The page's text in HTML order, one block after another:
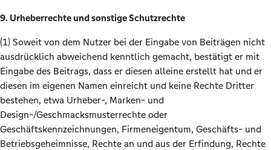
9. Urheberrechte und sonstige Schutzrechte
(1) Soweit von dem Nutzer bei der Eingabe von Beiträgen nicht
ausdrücklich abweichend kenntlich gemacht, bestätigt er mit
Eingabe des Beitrags, dass er diesen alleine erstellt hat und er
diesen im eigenen Namen einreicht und keine Rechte Dritter
bestehen, etwa Urheber-, Marken- und
Design-/Geschmacksmusterrechte oder
Geschäftskennzeichnungen, Firmeneigentum, Geschäfts- und
Betriebsgeheimnisse, Rechte an und aus der Erfindung, Rechte